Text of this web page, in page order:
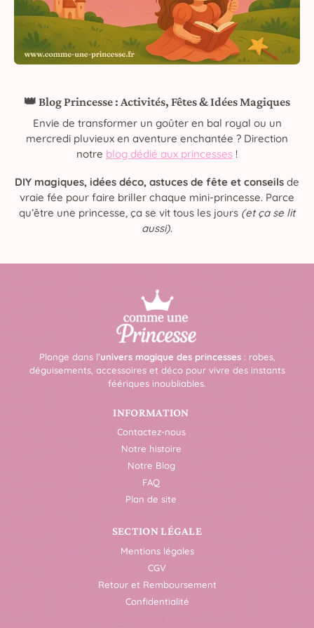
👑 Blog Princesse : Activités, Fêtes & Idées Magiques
Envie de transformer un goûter en bal royal ou un
mercredi pluvieux en aventure enchantée ? Direction
notre blog dédié aux princesses !
DIY magiques, idées déco, astuces de fête et conseils de
vraie fée pour faire briller chaque mini-princesse. Parce
qu’être une princesse, ça se vit tous les jours (et ça se lit
aussi).
Plonge dans l’univers magique des princesses: robes,
déguisements, accessoires et déco pour vivre des instants
féériques inoubliables.
INFORMATION
Contactez-nous
Notre histoire
Notre Blog
FAQ
Plan de site
SECTION LÉGALE
Mentions légales
CGV
Retour et Remboursement
Confidentialité